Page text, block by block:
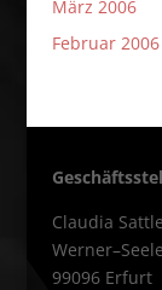
März 2006
Februar 2006
Claudia
99096 Erfurt